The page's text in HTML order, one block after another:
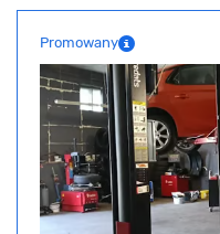
Promowany